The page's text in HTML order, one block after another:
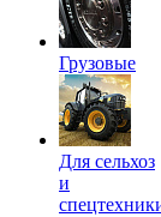
Грузовые
Для сельхоз
и